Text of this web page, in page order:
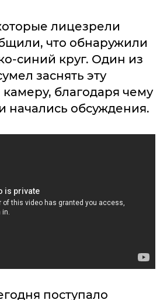
лицезрели
что обнаружили
синий круг. Один из
заснять эту
благодаря чему
начались обсуждения.
поступало